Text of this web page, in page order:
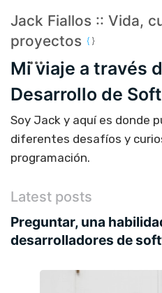
Jack Fiallos :: Vida,
proyectos
Mi viaje a través
Desarrollo de
Soy Jack y aquí es donde
diferentes desafíos y
programación.
Latest posts
Preguntar, una
desarrolladores de